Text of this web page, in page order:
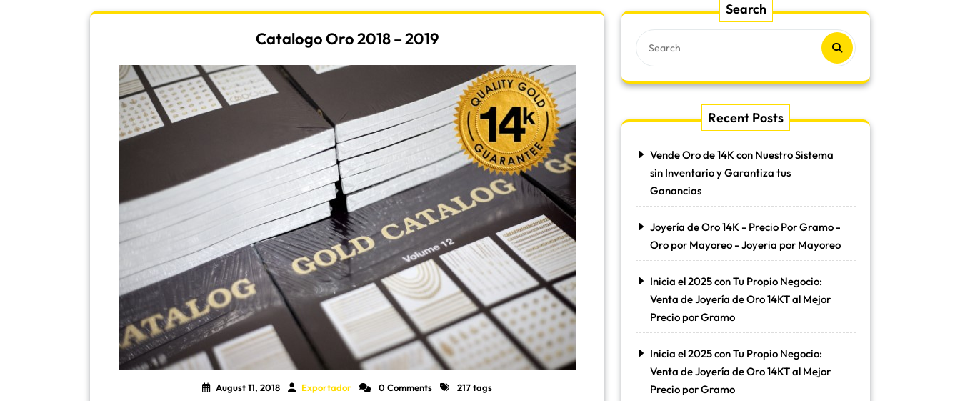
Catalogo Oro 2018 – 2019
August 11, 2018 Exportador 0 Comments 217 tags
Search
Recent Posts
Vende Oro de 14K con Nuestro Sistema
sin Inventario y Garantiza tus
Ganancias
Joyería de Oro 14K - Precio Por Gramo -
Oro por Mayoreo - Joyeria por Mayoreo
Inicia el 2025 con Tu Propio Negocio:
Venta de Joyería de Oro 14KT al Mejor
Precio por Gramo
Inicia el 2025 con Tu Propio Negocio:
Venta de Joyería de Oro 14KT al Mejor
Precio por Gramo